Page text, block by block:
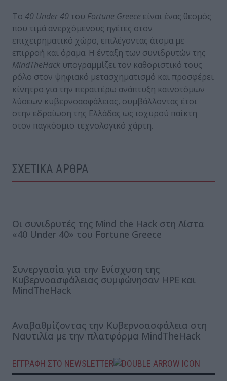
Το 40 Under40 του Fortune Greece είναι ένας θεσμός
που τιμά ανερχόμενους ηγέτες στον
επιχειρηματικό χώρο, επιλέγοντας άτομα με
επιρροή και όραμα. Η ένταξη των συνιδρυτών της
MindTheHack υπογραμμίζει τον καθοριστικό τους
ρόλο στον ψηφιακό μετασχηματισμό και προσφέρει
κίνητρο για την περαιτέρω ανάπτυξη καινοτόμων
λύσεων κυβερνοασφάλειας, συμβάλλοντας έτσι
στην εδραίωση της Ελλάδας ως ισχυρού παίκτη
στον παγκόσμιο τεχνολογικό χάρτη.
ΣΧΕΤΙΚΑ ΑΡΘΡΑ
Οι συνιδρυτές της Mind the Hack στη Λίστα
«40 Under 40» του Fortune Greece
Συνεργασία για την Ενίσχυση της
Κυβερνοασφάλειας συμφώνησαν HPE και
MindTheHack
Αναβαθμίζοντας την Κυβερνοασφάλεια στη
Ναυτιλία με την πλατφόρμα MindTheHack
ΕΓΓΡΑΦΗ ΣΤΟ NEWSLETTER